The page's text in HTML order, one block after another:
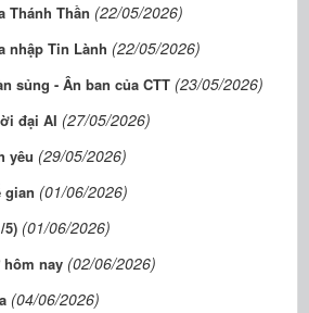
Thánh Thần (22/05/2026)
nhập Tin Lành (22/05/2026)
sủng - Ân ban của CTT (23/05/2026)
đại AI (27/05/2026)
yêu (29/05/2026)
gian (01/06/2026)
5) (01/06/2026)
nay (02/06/2026)
(04/06/2026)